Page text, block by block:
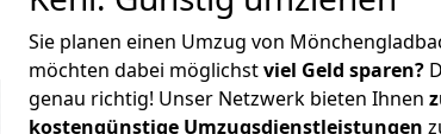
Sie planen einen Umzug von
möchten dabei möglichstviel Geld sparen?
genau richtig! Unser Netzwerk bieten Ihnen
kostengünstige Umzugsdienstleistungen